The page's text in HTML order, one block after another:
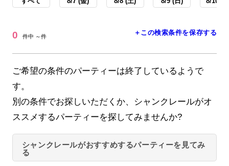
0 件中 ～件 ＋この検索条件を保存する
ご希望の条件のパーティーは終了しているようで
す。
別の条件でお探しいただくか、シャンクレールがオ
ススメするパーティーを探してみませんか?
シャンクレールがおすすめするパーティーを見てみ
る